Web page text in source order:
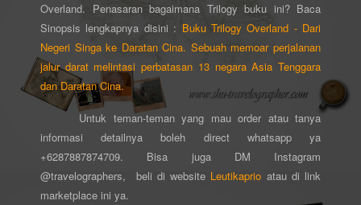
Overland. Penasaran bagaimana Trilogy buku ini? Baca
Sinopsis lengkapnya disini : Buku Trilogy Overland - Dari
Negeri Singa ke Daratan Cina. Sebuah memoar perjalanan
jalur darat melintasi perbatasan 13 negara Asia Tenggara
dan Daratan Cina.
Untuk teman-teman yang mau order atau tanya
informasi detailnya boleh direct whatsapp ya
+6287887874709. Bisa juga DM Instagram
@travelographers, beli di website Leutikaprio atau di link
marketplace ini ya.